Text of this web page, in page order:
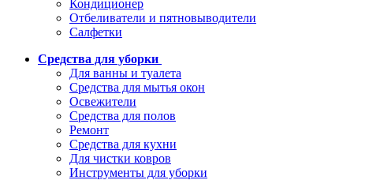
Кондиционер
Отбеливатели и пятновыводители
Салфетки
Средства для уборки
Для ванны и туалета
Средства для мытья окон
Освежители
Средства для полов
Ремонт
Средства для кухни
Для чистки ковров
Инструменты для уборки